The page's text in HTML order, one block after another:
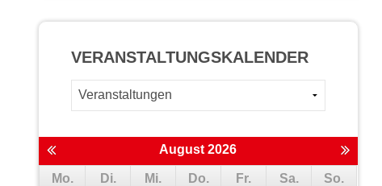
VERANSTALTUNGS­KALENDER
August 2026
Mo. Di. Mi. Do. Fr. Sa.
So.